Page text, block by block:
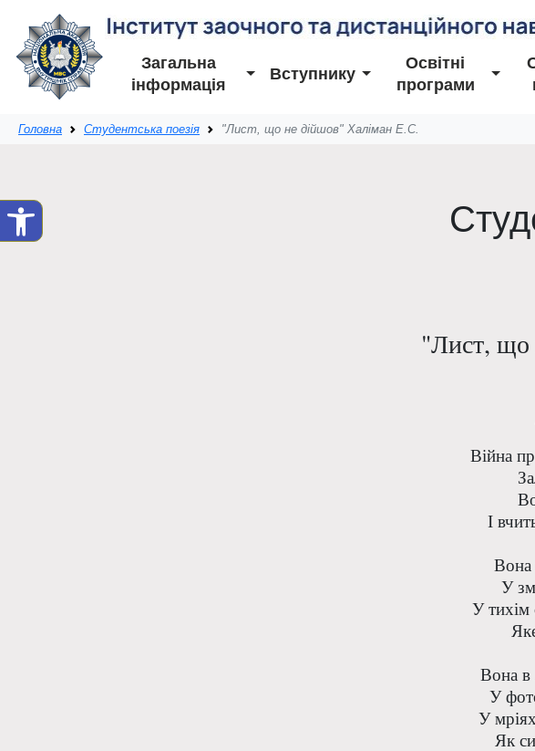
Загальна
інформація
Вступнику
Освітні
програми
Головна Студентська поезія "Лист, що не дійшов" Халіман Е.С.
"Лист, що
Війна
І
Вона
У
У тихім
Вона в
У
У
Як